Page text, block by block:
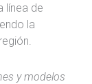
línea de
la
y modelos